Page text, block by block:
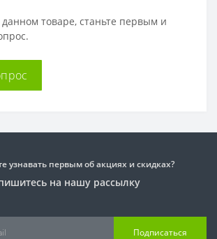
товаре, станьте первым и
узнавать первым об акциях и скидках?
на нашу рассылку
Подписаться